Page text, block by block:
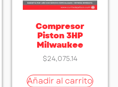
Compresor
Piston 3HP
Milwaukee
$24,075.14
Añadir al carrito